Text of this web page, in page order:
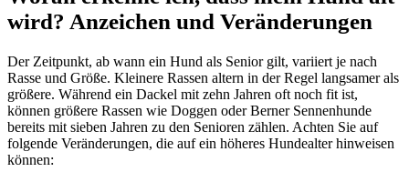
wird? Anzeichen und Veränderungen
Der Zeitpunkt, ab wann ein Hund als Senior gilt, variiert je nach
Rasse und Größe. Kleinere Rassen altern in der Regel langsamer als
größere. Während ein Dackel mit zehn Jahren oft noch fit ist,
können größere Rassen wie Doggen oder Berner Sennenhunde
bereits mit sieben Jahren zu den Senioren zählen. Achten Sie auf
folgende Veränderungen, die auf ein höheres Hundealter hinweisen
können: